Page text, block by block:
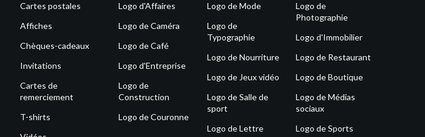
Cartes postales
Affiches
Chèques-cadeaux
Invitations
Cartes de
remerciement
T-shirts
Logo d'Affaires
Logo de Caméra
Logo de Café
Logo d'Entreprise
Logo de
Construction
Logo de Couronne
Logo de Mode
Logo de
Typographie
Logo de Nourriture
Logo de Jeux vidéo
Logo de Salle de
sport
Logo de Lettre
Logo de
Photographie
Logo d'Immobilier
Logo de Restaurant
Logo de Boutique
Logo de Médias
sociaux
Logo de Sports